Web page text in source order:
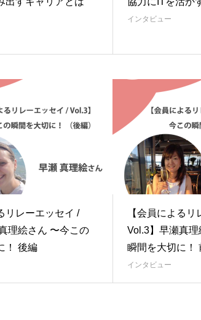
インタビュー
リレーエッセイ /
理絵さん 〜今この
！ 後編
【会員による
Vol.3】早瀬真
瞬間を大切に！
インタビュー